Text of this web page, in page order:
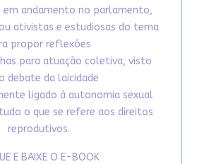
em andamento no parlamento,
ativistas e estudiosas do tema
propor reflexões
para atuação coletiva, visto
debate da laicidade
ligado à autonomia sexual
o que se refere aos direitos
reprodutivos.
E BAIXE O E-BOOK